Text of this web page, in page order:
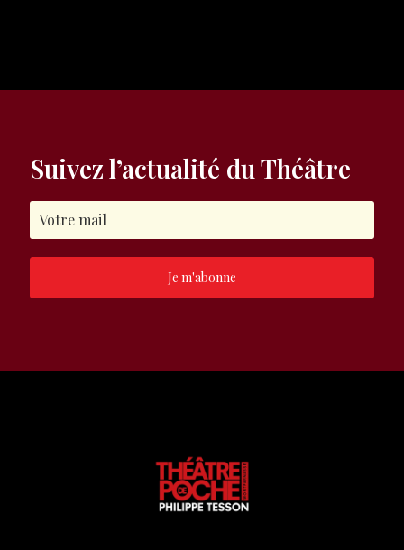
Suivez l’actualité du Théâtre
Je m'abonne